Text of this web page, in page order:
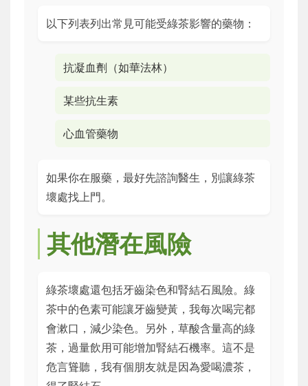
以下列表列出常見可能受綠茶影響的藥物：
抗凝血劑（如華法林）
某些抗生素
心血管藥物
如果你在服藥，最好先諮詢醫生，別讓綠茶
壞處找上門。
其他潛在風險
綠茶壞處還包括牙齒染色和腎結石風險。綠
茶中的色素可能讓牙齒變黃，我每次喝完都
會漱口，減少染色。另外，草酸含量高的綠
茶，過量飲用可能增加腎結石機率。這不是
危言聳聽，我有個朋友就是因為愛喝濃茶，